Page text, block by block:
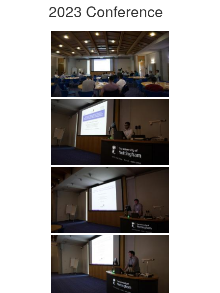
2023 Conference